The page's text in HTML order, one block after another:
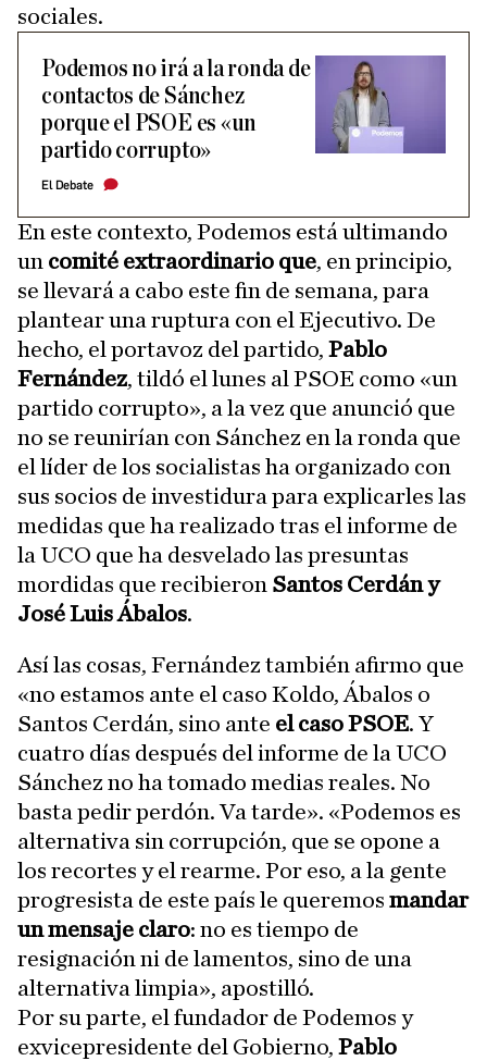
sociales.
Podemos no irá a la ronda de
contactos de Sánchez
porque el PSOE es «un
partido corrupto»
El Debate
En este contexto, Podemos está ultimando
un comité extraordinario que, en principio,
se llevará a cabo este fin de semana, para
plantear una ruptura con el Ejecutivo. De
hecho, el portavoz del partido, Pablo
Fernández, tildó el lunes al PSOE como «un
partido corrupto», a la vez que anunció que
no se reunirían con Sánchez en la ronda que
el líder de los socialistas ha organizado con
sus socios de investidura para explicarles las
medidas que ha realizado tras el informe de
la UCO que ha desvelado las presuntas
mordidas que recibieron Santos Cerdán y
José Luis Ábalos.
Así las cosas, Fernández también afirmo que
«no estamos ante el caso Koldo, Ábalos o
Santos Cerdán, sino ante el caso PSOE. Y
cuatro días después del informe de la UCO
Sánchez no ha tomado medias reales. No
basta pedir perdón. Va tarde». «Podemos es
alternativa sin corrupción, que se opone a
los recortes y el rearme. Por eso, a la gente
progresista de este país le queremos mandar
un mensaje claro: no es tiempo de
resignación ni de lamentos, sino de una
alternativa limpia», apostilló.
Por su parte, el fundador de Podemos y
exvicepresidente del Gobierno, Pablo